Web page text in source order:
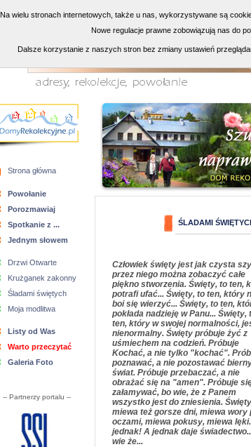
Strona główna
Powołanie
Porozmawiaj
Spotkanie z ...
Jednym słowem
Drzwi Otwarte
Krużganek zakonny
Śladami świętych
Moja modlitwa
Listy od Was
Warto przeczytać
Galeria Foto
-- Partnerzy portalu --
ŚLADAMI
Człowiek święty jest jak czysta
przez niego można zobaczyć całe
piękno stworzenia. Święty, to ten,
potrafi ufać... Święty, to ten, który
boi się wierzyć... Święty, to ten,
pokłada nadzieję w Panu... Święty,
ten, który w swojej normalności,
nienormalny. Święty próbuje żyć z
uśmiechem na codzień. Próbuje
Kochać, a nie tylko "kochać".
poznawać, a nie pozostawać
świat. Próbuje przebaczać, a nie
obrażać się na "amen". Próbuje
załamywać, bo wie, że z Panem
wszystko jest do zniesienia. Święty
miewa też gorsze dni, miewa wory
oczami, miewa pokusy, miewa
jednak! A jednak daje
wie że...
Na wielu stronach internetowych, także u nas, wykorzystywane są
Nowe regulacje prawne zobowiązują nas do
Dalsze korzystanie z naszych stron bez zmiany ustawień